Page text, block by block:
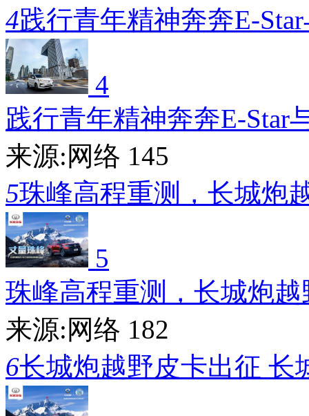
4践行青年精神奔奔E-
4
践行青年精神奔奔E-Star
来源:网络 145
5珠峰高程重测，长城炮
5
珠峰高程重测，长城炮越
来源:网络 182
6长城炮越野皮卡出征 长